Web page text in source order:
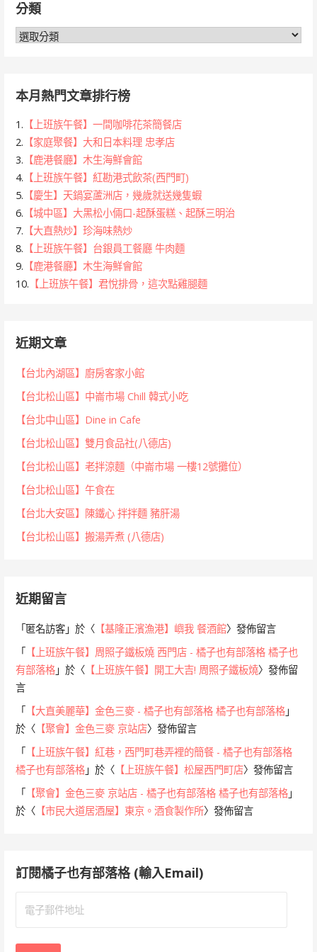
字:分類
分
本月熱門文章排行榜
1. 【上班族午餐】一間咖啡花茶簡餐店
2. 【家庭聚餐】大和日本料理 忠孝店
3. 【鹿港餐廳】木生海鮮會館
4. 【上班族午餐】紅勘港式飲茶(西門町)
5. 【慶生】天鍋宴蘆洲店，幾歲就送幾隻蝦
6. 【城中區】大黑松小倆口-起酥蛋糕、起酥三明治
7. 【大直熱炒】珍海味熱炒
8. 【上班族午餐】台銀員工餐廳 牛肉麵
9. 【鹿港餐廳】木生海鮮會館
10. 【上班族午餐】君悅排骨，這次點雞腿麵
近期文章
【台北內湖區】廚房客家小館
【台北松山區】中崙市場 Chill 韓式小吃
【台北中山區】Dine in Cafe
【台北松山區】雙月食品社(八德店)
【台北松山區】老拌涼麵（中崙市場 一樓12號攤位）
【台北松山區】午食在
【台北大安區】陳鐵心 拌拌麵 豬肝湯
【台北松山區】搬湯弄煮 (八德店)
近期留言
「匿名訪客 」於〈 【基隆正濱漁港】嶼我 餐酒館〉發佈留言
「 【上班族午餐】周照子鐵板燒 西門店 - 橘子也有部落格 橘子也
有部落格 」於〈 【上班族午餐】開工大吉! 周照子鐵板燒〉發佈留
言
「 【大直美麗華】金色三麥 - 橘子也有部落格 橘子也有部落格 」
於〈 【聚會】金色三麥 京站店〉發佈留言
「 【上班族午餐】紅巷，西門町巷弄裡的簡餐 - 橘子也有部落格
橘子也有部落格 」於〈 【上班族午餐】松屋西門町店〉發佈留言
「 【聚會】金色三麥 京站店 - 橘子也有部落格 橘子也有部落格 」
於〈 【市民大道居酒屋】東京。酒食製作所〉發佈留言
訂閱橘子也有部落格 (輸入Email)